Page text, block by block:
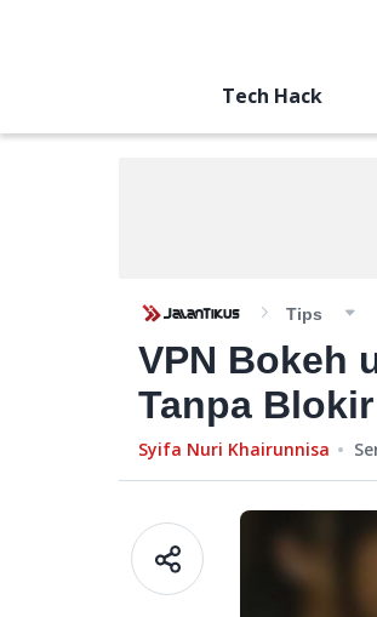
Tech Hack
Tips
VPN Bokeh
Tanpa
Syifa Nuri Khairunnisa